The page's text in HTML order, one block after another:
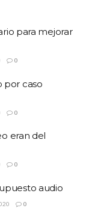
para mejorar
0
por caso
0
eran del
0
audio
0